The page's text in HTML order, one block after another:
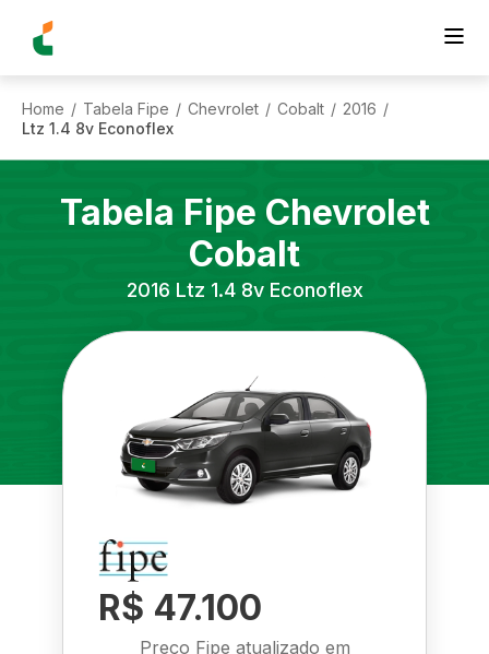
Home / Tabela Fipe / Chevrolet / Cobalt / 2016 /
Ltz 1.4 8v Econoflex
Tabela Fipe Chevrolet
Cobalt
2016 Ltz 1.4 8v Econoflex
R$ 47.100
Preço Fipe atualizado em